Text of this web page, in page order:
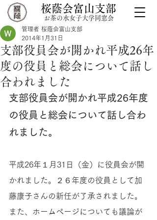
桜蔭会富山支部
お茶の水女子大学同窓会
支部役員会が開かれ平成26年
度の役員と総会について話し
合われました
管理者 桜蔭会富山支部
2014年1月31日
支部役員会が開かれ平成26年度
の役員と総会について話し合わ
れました。
平成26年１月31日（金）に役員会が開
かれました。２６年度の役員として加
藤康子さんの新任が了承されました。
また、ホームページについても議論が